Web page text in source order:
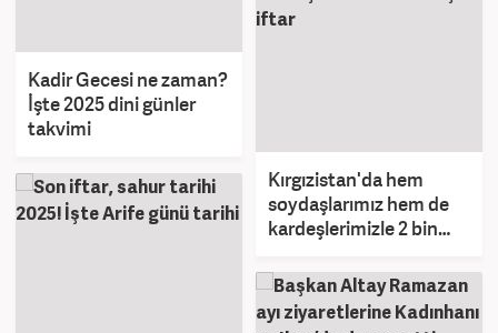
Kadir Gecesi ne zaman?
İşte 2025 dini günler
takvimi
Kırgızistan'da hem
soydaşlarımız hem de
kardeşlerimizle 2 bin